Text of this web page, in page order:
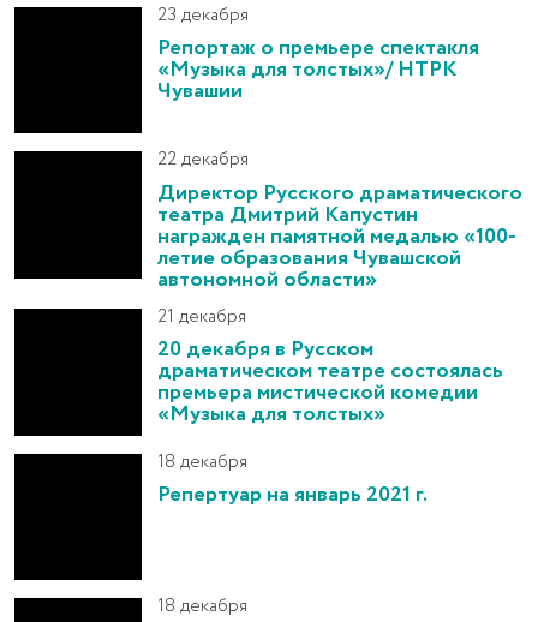
23 декабря
Репортаж о премьере спектакля
«Музыка для толстых»/ НТРК
Чувашии
22 декабря
Директор Русского драматического
театра Дмитрий Капустин
награжден памятной медалью «100-
летие образования Чувашской
автономной области»
21 декабря
20 декабря в Русском
драматическом театре состоялась
премьера мистической комедии
«Музыка для толстых»
18 декабря
Репертуар на январь 2021 г.
18 декабря